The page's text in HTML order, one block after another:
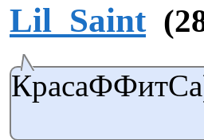
Lil_Saint